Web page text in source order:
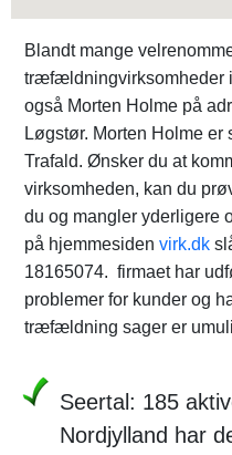
Blandt mange
træfældningvirksomheder
også Morten Holme på
Løgstør. Morten Holme
Trafald. Ønsker du at
virksomheden, kan du
du og mangler yderligere
på hjemmesiden virk.dk
18165074. firmaet har
problemer for kunder og
træfældning sager er
Seertal: 185
Nordjylland har